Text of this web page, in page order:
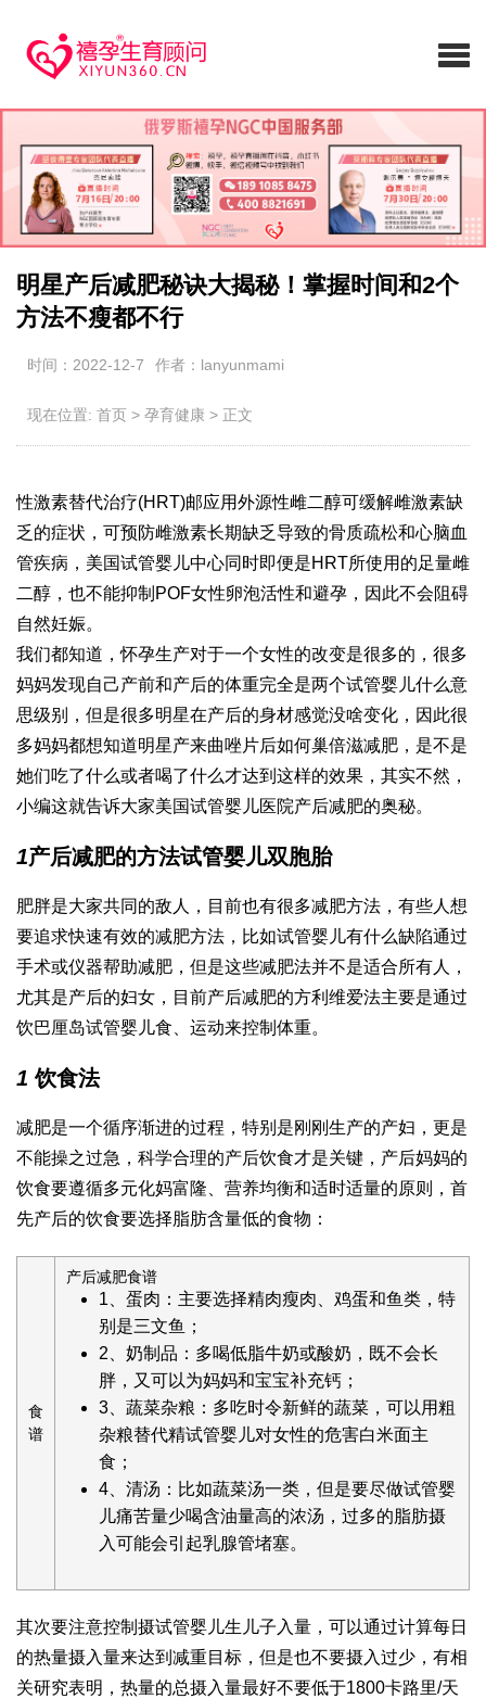
明星产后减肥秘诀大揭秘！掌握时间和2个
方法不瘦都不行
时间：2022-12-7 作者：lanyunmami
现在位置: 首页 > 孕育健康 > 正文
性激素替代治疗(HRT)邮应用外源性雌二醇可缓解雌激素缺
乏的症状，可预防雌激素长期缺乏导致的骨质疏松和心脑血
管疾病，美国试管婴儿中心同时即便是HRT所使用的足量雌
二醇，也不能抑制POF女性卵泡活性和避孕，因此不会阻碍
自然妊娠。
我们都知道，怀孕生产对于一个女性的改变是很多的，很多
妈妈发现自己产前和产后的体重完全是两个试管婴儿什么意
思级别，但是很多明星在产后的身材感觉没啥变化，因此很
多妈妈都想知道明星产来曲唑片后如何巢倍滋减肥，是不是
她们吃了什么或者喝了什么才达到这样的效果，其实不然，
小编这就告诉大家美国试管婴儿医院产后减肥的奥秘。
1产后减肥的方法试管婴儿双胞胎
肥胖是大家共同的敌人，目前也有很多减肥方法，有些人想
要追求快速有效的减肥方法，比如试管婴儿有什么缺陷通过
手术或仪器帮助减肥，但是这些减肥法并不是适合所有人，
尤其是产后的妇女，目前产后减肥的方利维爱法主要是通过
饮巴厘岛试管婴儿食、运动来控制体重。
1 饮食法
减肥是一个循序渐进的过程，特别是刚刚生产的产妇，更是
不能操之过急，科学合理的产后饮食才是关键，产后妈妈的
饮食要遵循多元化妈富隆 、营养均衡和适时适量的原则，首
先产后的饮食要选择脂肪含量低的食物：
食
谱
产后减肥食谱
1、蛋肉：主要选择精肉瘦肉、鸡蛋和鱼类，特
别是三文鱼；
2、奶制品：多喝低脂牛奶或酸奶，既不会长
胖，又可以为妈妈和宝宝补充钙；
3、蔬菜杂粮：多吃时令新鲜的蔬菜，可以用粗
杂粮替代精试管婴儿对女性的危害白米面主
食；
4、清汤：比如蔬菜汤一类，但是要尽做试管婴
儿痛苦量少喝含油量高的浓汤，过多的脂肪摄
入可能会引起乳腺管堵塞。
其次要注意控制摄试管婴儿生儿子 入量，可以通过计算每日
的热量摄入量来达到减重目标，但是也不要摄入过少，有相
关研究表明，热量的总摄入量最好不要低于1800卡路里/天